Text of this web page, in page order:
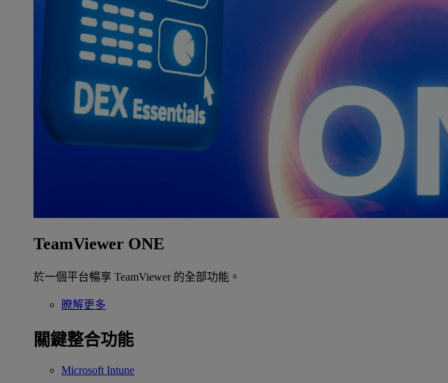
TeamViewer ONE
於一個平台暢享 TeamViewer 的全部功能。
瞭解更多
關鍵整合功能
Microsoft Intune